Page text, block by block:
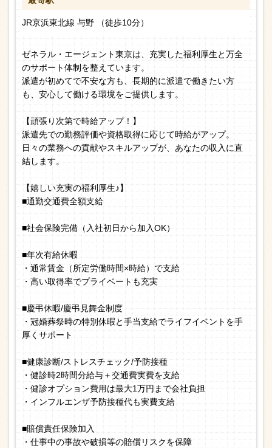
JR京浜東北線 与野 （徒歩10分）
ゼネラル・エージェント東京は、充実した福利厚生と万全
のサポート体制を整えています。
派遣が初めてで不安な方も、長期的に派遣で働きたい方
も、安心して働ける環境をご提供します。
【頑張り次第で時給アップ！】
派遣先での勤務評価や資格取得に応じて時給がアップ。
日々の業務への貢献やスキルアップが、あなたの収入に直
結します。
【嬉しい充実の福利厚生♪】
■通勤交通費全額支給
■社会保険完備（入社初日から加入OK）
■年次有給休暇
・通常賃金（所定労働時間×時給）で支給
・高い取得率でプライベートも充実
■慶弔休暇/慶弔見舞金制度
・冠婚葬祭時の特別休暇と手当支給でライフイベントを手
厚くサポート
■健康診断/ストレスチェック/予防接種
・健診時2時間分給与＋交通費実費を支給
・健診オプション費用は最大1万円まで会社負担
・インフルエンザ予防接種代も実費支給
■賠償責任保険加入
・仕事中の事故や破損等の賠償リスクを保障